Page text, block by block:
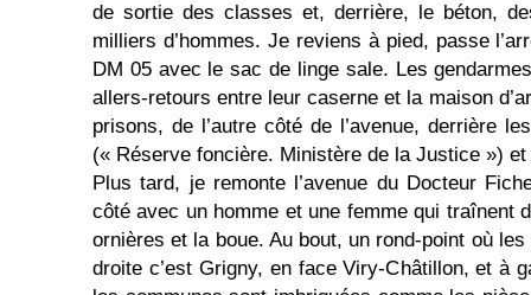
de sortie des classes et, derrière, le béton,
milliers d’hommes. Je reviens à pied, passe
DM 05 avec le sac de linge sale. Les
allers-retours entre leur caserne et la maison
prisons, de l’autre côté de l’ave­nue, derrière
(« Réserve foncière. Ministère de la Jus­tice »)
Plus tard, je remonte l’avenue du Docteur
côté avec un homme et une femme qui traînent
ornières et la boue. Au bout, un rond-point où
droite c’est Grigny, en face Viry-Châtillon, et à